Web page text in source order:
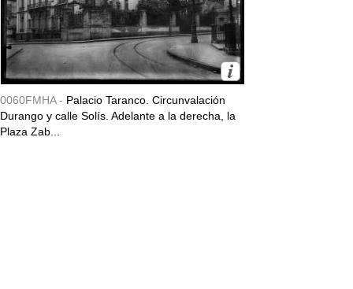
0060FMHA - Palacio Taranco. Circunvalación
Durango y calle Solís. Adelante a la derecha, la
Plaza Zab...